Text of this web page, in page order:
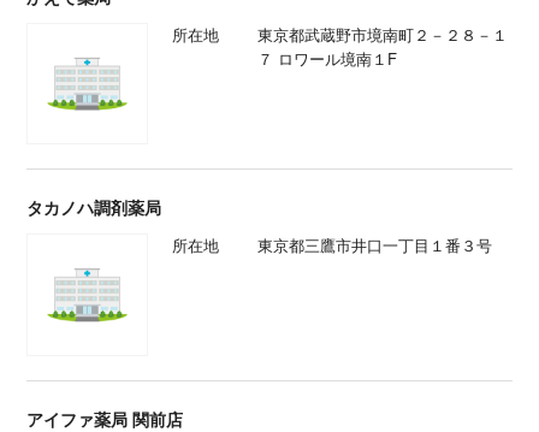
所在地
東京都武蔵野市境南町２－２８－１
７ ロワール境南１F
タカノハ調剤薬局
所在地 東京都三鷹市井口一丁目１番３号
アイファ薬局 関前店